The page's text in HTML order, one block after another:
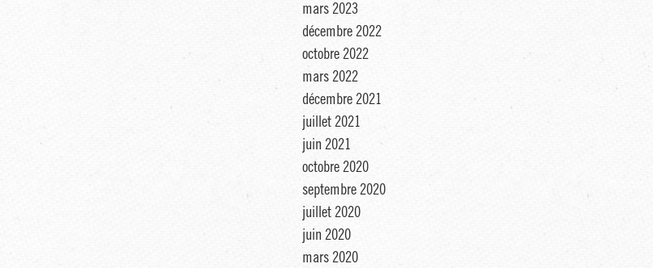
mars 2023
décembre 2022
octobre 2022
mars 2022
décembre 2021
juillet 2021
juin 2021
octobre 2020
septembre 2020
juillet 2020
juin 2020
mars 2020